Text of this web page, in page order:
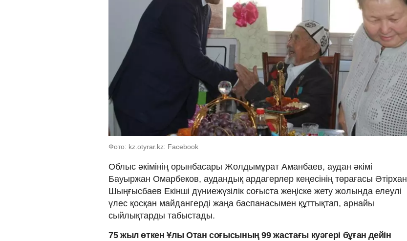
Фото: kz.otyrar.kz: Facebook
Облыс әкімінің орынбасары Жолдымұрат Аманбаев, аудан әкімі
Бауыржан Омарбеков, аудандық ардагерлер кеңесінің төрағасы Әтірхан
Шыңғысбаев Екінші дүниежүзілік соғыста жеңіске жету жолында елеулі
үлес қосқан майдангерді жаңа баспанасымен құттықтап, арнайы
сыйлықтарды табыстады.
75 жыл өткен Ұлы Отан соғысының 99 жастағы куәгері бұған дейін